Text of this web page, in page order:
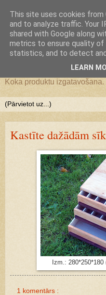
JS
darbnīca
Koka produktu
Kastīte dažādām
Izm.:
1 komentārs :
This site uses cookies
and to analyze traffic. Your
shared with Google along
metrics to ensure quality of
statistics, and to detect
LEARN